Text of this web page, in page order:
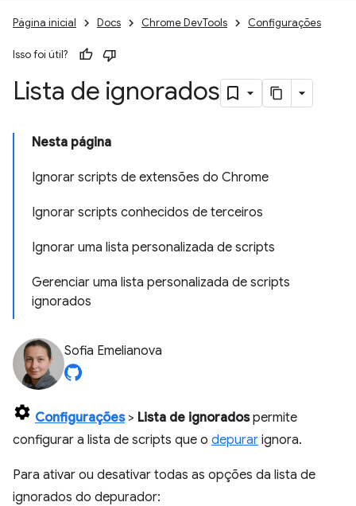
Página inicial Docs Chrome DevTools Configurações
Isso foi útil?
Lista de ignorados
Nesta página
Ignorar scripts de extensões do Chrome
Ignorar scripts conhecidos de terceiros
Ignorar uma lista personalizada de scripts
Gerenciar uma lista personalizada de scripts
ignorados
Sofia Emelianova
Configurações> Lista de ignoradospermite
configurar a lista de scripts que o depurar ignora.
Para ativar ou desativar todas as opções da lista de
ignorados do depurador: